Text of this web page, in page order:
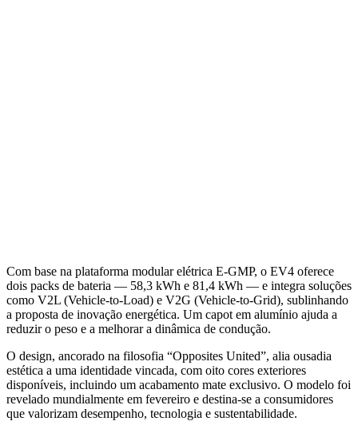
Com base na plataforma modular elétrica E-GMP, o EV4 oferece
dois packs de bateria — 58,3 kWh e 81,4 kWh — e integra soluções
como V2L (Vehicle-to-Load) e V2G (Vehicle-to-Grid), sublinhando
a proposta de inovação energética. Um capot em alumínio ajuda a
reduzir o peso e a melhorar a dinâmica de condução.
O design, ancorado na filosofia “Opposites United”, alia ousadia
estética a uma identidade vincada, com oito cores exteriores
disponíveis, incluindo um acabamento mate exclusivo. O modelo foi
revelado mundialmente em fevereiro e destina-se a consumidores
que valorizam desempenho, tecnologia e sustentabilidade.